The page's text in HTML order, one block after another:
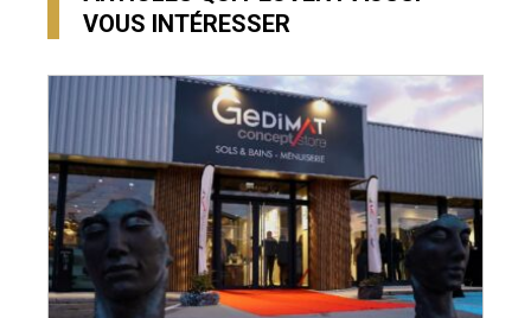
VOUS INTÉRESSER